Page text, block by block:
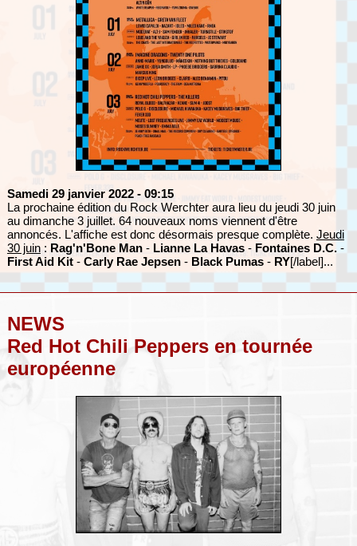
Samedi 29 janvier 2022 - 09:15
La prochaine édition du Rock Werchter aura lieu du jeudi 30 juin
au dimanche 3 juillet. 64 nouveaux noms viennent d'être
annoncés. L'affiche est donc désormais presque complète. Jeudi
30 juin: Rag'n'Bone Man- Lianne La Havas- Fontaines D.C.-
First Aid Kit- Carly Rae Jepsen- Black Pumas- RY[/label]...
NEWS
Red Hot Chili Peppers en tournée
européenne